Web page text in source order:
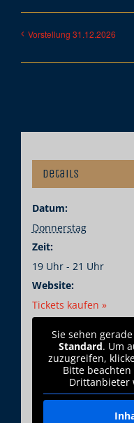
Vorstellung 31.12.2026
Details
Datum:
Donnerstag
Zeit:
19 Uhr - 21 Uhr
Website:
Tickets kaufen »
Sie sehen
Standard. Um
zuzugreifen,
Bitte beachten
Drittanbieter